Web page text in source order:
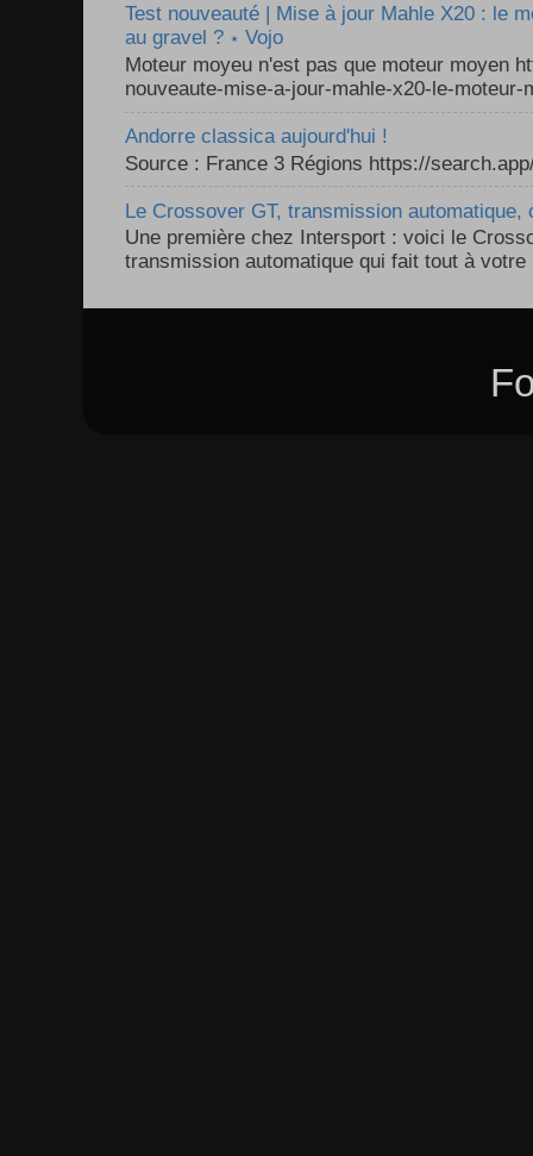
Test nouveauté | Mise à jour Mahle X20 : le
au gravel ? ⋆ Vojo
Moteur moyeu n'est pas que moteur moyen
nouveaute-mise-a-jour-mahle-x20-le-
Andorre classica aujourd'hui !
Source : France 3 Régions https://
Le Crossover GT, transmission automatique,
Une première chez Intersport : voici le
transmission automatique qui fait tout à